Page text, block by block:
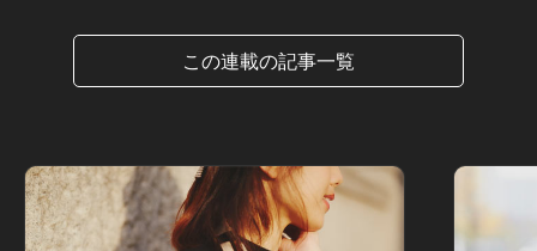
この連載の記事一覧